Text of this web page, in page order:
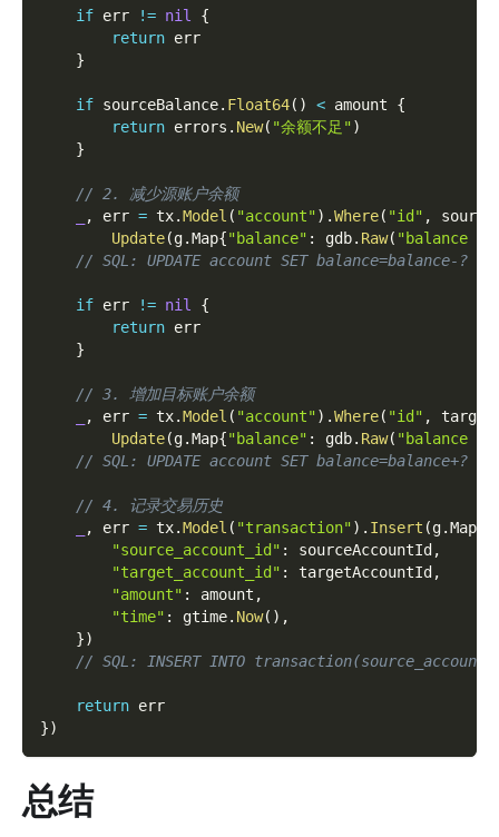
if err != nil
{
return err
}
if sourceBalance. Float64( ) < amount {
return errors . New( "余额不足")
}
// 2. 减少源账户余额
, err = tx.Model ( "account") .Where( "id" ,
Update(g.Map{"balance" : gdb. Raw( "balance -
// SQL: UPDATE account SET balance=balance-?
if err != nil
{
return err
}
// 3. 增加目标账户余额
, err = tx.Model ( "account") .Where( "id" ,
Update(g.Map{"balance" : gdb. Raw( "balance +
// SQL: UPDATE account SET balance=balance+?
// 4. 记录交易历史
, err = tx.Model ( "transaction") . Insert (g.Map
"source_account_id" : sourceAccountId ,
"target_account_id" : targetAccountId ,
"amount" : amount ,
"time" : gtime. Now( ) ,
})
// SQL: INSERT INTO
return err
})
总结